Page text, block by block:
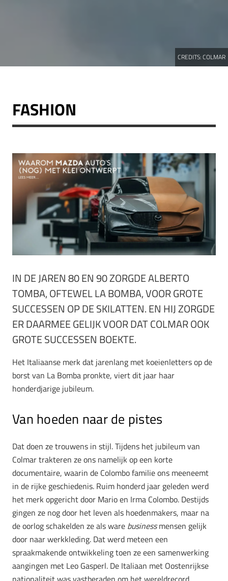
CREDITS:COLMAR
FASHION
IN DE JAREN 80 EN 90 ZORGDE ALBERTO
TOMBA, OFTEWEL LA BOMBA, VOOR GROTE
SUCCESSEN OP DE SKILATTEN. EN HIJ ZORGDE
ER DAARMEE GELIJK VOOR DAT COLMAR OOK
GROTE SUCCESSEN BOEKTE.
Het Italiaanse merk dat jarenlang met koeienletters op de
borst van La Bomba pronkte, viert dit jaar haar
honderdjarige jubileum.
Van hoeden naar de pistes
Dat doen ze trouwens in stijl. Tijdens het jubileum van
Colmar trakteren ze ons namelijk op een korte
documentaire, waarin de Colombo familie ons meeneemt
in de rijke geschiedenis. Ruim honderd jaar geleden werd
het merk opgericht door Mario en Irma Colombo. Destijds
gingen ze nog door het leven als hoedenmakers, maar na
de oorlog schakelden ze als ware businessmensen gelijk
door naar werkkleding. Dat werd meteen een
spraakmakende ontwikkeling toen ze een samenwerking
aangingen met Leo Gasperl. De Italiaan met Oostenrijkse